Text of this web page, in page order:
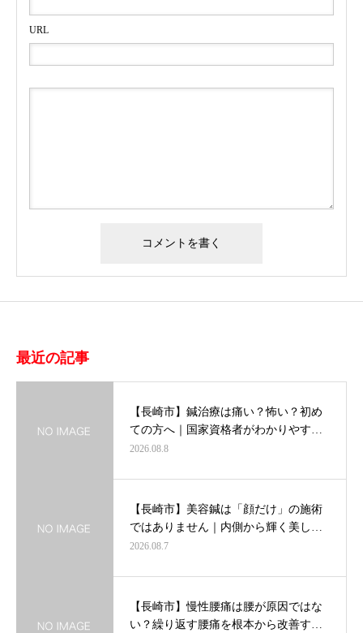
URL
最近の記事
【長崎市】鍼治療は痛い？怖い？初め
ての方へ｜国家資格者がわかりやす…
2026.08.8
【長崎市】美容鍼は「顔だけ」の施術
ではありません｜内側から輝く美し…
2026.08.7
【長崎市】慢性腰痛は腰が原因ではな
い？繰り返す腰痛を根本から改善す…